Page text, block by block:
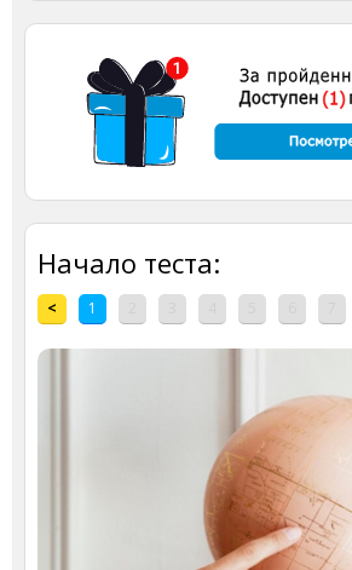
Начало теста:
< 1